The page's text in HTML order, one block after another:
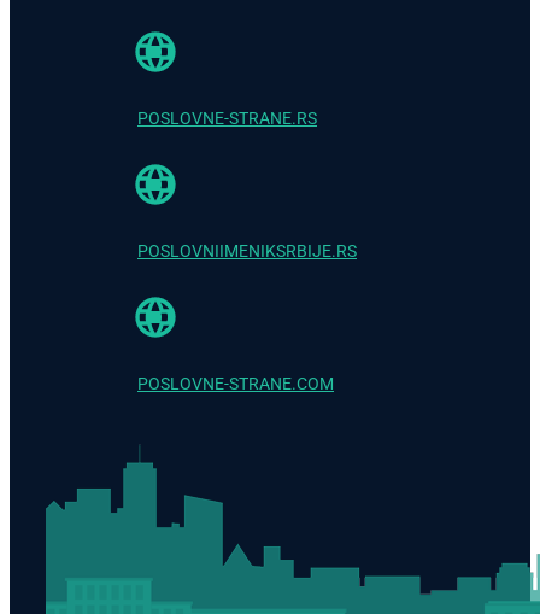
POSLOVNE-STRANE.RS
POSLOVNIIMENIKSRBIJE.RS
POSLOVNE-STRANE.COM